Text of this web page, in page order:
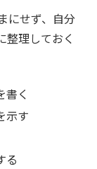
にせず、自分
整理しておく
書く
示す
る